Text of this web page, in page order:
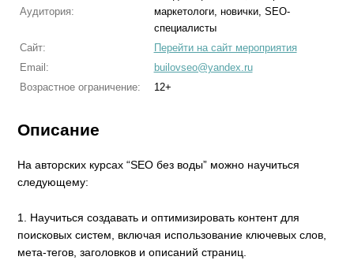
Аудитория:
маркетологи, новички, SEO-
специалисты
Сайт:
Перейти на сайт мероприятия
Email:
builovseo@yandex.ru
Возрастное ограничение:
12+
Описание
На авторских курсах “SEO без воды” можно научиться
следующему:
1. Научиться создавать и оптимизировать контент для
поисковых систем, включая использование ключевых слов,
мета-тегов, заголовков и описаний страниц.